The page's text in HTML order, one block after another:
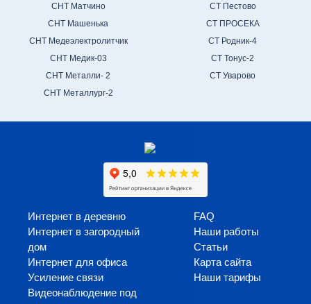
СНТ Матчино
СНТ Машенька
СНТ Медеэлектролитчик
СНТ Медик-03
СНТ Металли- 2
СНТ Металлург-2
СТ Пестово
СТ ПРОСЕКА
СТ Родник-4
СТ Тонус-2
СТ Уварово
Интернет в деревню
Интернет в загородный
дом
Интернет для офиса
Усиление связи
Видеонаблюдение под
FAQ
Наши работы
Статьи
Карта сайта
Наши тарифы